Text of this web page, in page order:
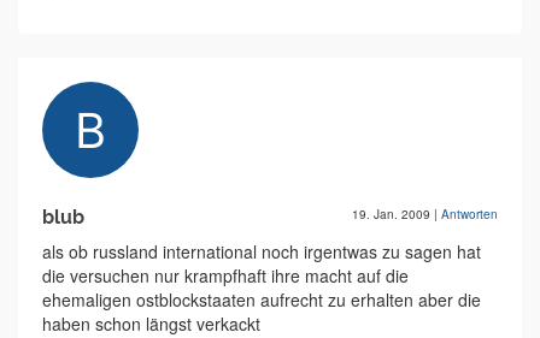
blub 19. Jan. 2009 | Antworten
als ob russland international noch irgentwas zu sagen hat
die versuchen nur krampfhaft ihre macht auf die
ehemaligen ostblockstaaten aufrecht zu erhalten aber die
haben schon längst verkackt